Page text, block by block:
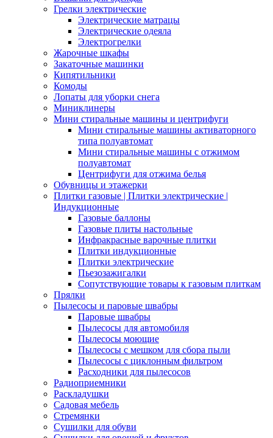
Грелки электрические
Электрические матрацы
Электрические одеяла
Электрогрелки
Жарочные шкафы
Закаточные машинки
Кипятильники
Комоды
Лопаты для уборки снега
Миниклинеры
Мини стиральные машины и центрифуги
Мини стиральные машины активаторного
типа полуавтомат
Мини стиральные машины с отжимом
полуавтомат
Центрифуги для отжима белья
Обувницы и этажерки
Плитки газовые | Плитки электрические |
Индукционные
Газовые баллоны
Газовые плиты настольные
Инфракрасные варочные плитки
Плитки индукционные
Плитки электрические
Пьезозажигалки
Сопутствующие товары к газовым плиткам
Прялки
Пылесосы и паровые швабры
Паровые швабры
Пылесосы для автомобиля
Пылесосы моющие
Пылесосы с мешком для сбора пыли
Пылесосы с циклонным фильтром
Расходники для пылесосов
Радиоприемники
Раскладушки
Садовая мебель
Стремянки
Сушилки для обуви